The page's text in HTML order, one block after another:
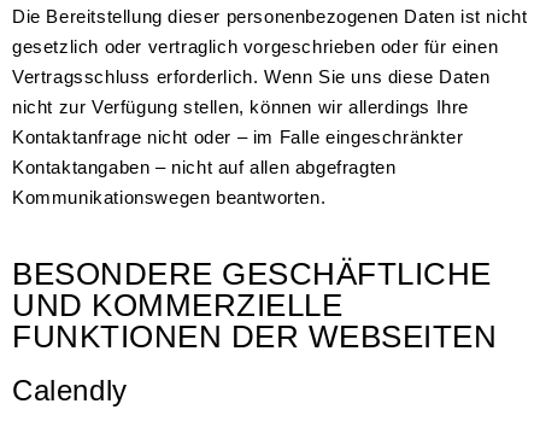
Die Bereitstellung dieser personenbezogenen Daten ist nicht
gesetzlich oder vertraglich vorgeschrieben oder für einen
Vertragsschluss erforderlich. Wenn Sie uns diese Daten
nicht zur Verfügung stellen, können wir allerdings Ihre
Kontaktanfrage nicht oder – im Falle eingeschränkter
Kontaktangaben – nicht auf allen abgefragten
Kommunikationswegen beantworten.
BESONDERE GESCHÄFTLICHE
UND KOMMERZIELLE
FUNKTIONEN DER WEBSEITEN
Calendly